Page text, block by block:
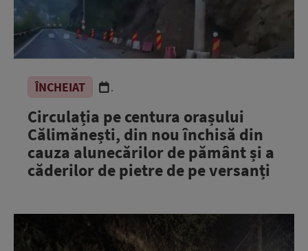
ÎNCHEIAT .
Circulația pe centura orașului
Călimănești, din nou închisă din
cauza alunecărilor de pământ și a
căderilor de pietre de pe versanți